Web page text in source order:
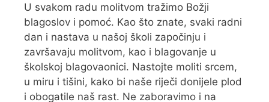
U svakom radu molitvom tražimo Božji
blagoslov i pomoć. Kao što znate, svaki radni
dan i nastava u našoj školi započinju i
završavaju molitvom, kao i blagovanje u
školskoj blagovaonici. Nastojte moliti srcem,
u miru i tišini, kako bi naše riječi donijele plod
i obogatile naš rast. Ne zaboravimo i na